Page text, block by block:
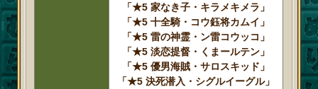
「★5 家なき子・キラメキメラ」
「★5 十全騎・コウ鈺将カムイ」
「★5 雷の神霊・ン雷コウッコ」
「★5 淡恋提督・くまールテン」
「★5 優男海賊・サロスキッド」
「★5 決死潜入・シグルイーグル」